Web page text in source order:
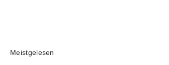
Meistgelesen